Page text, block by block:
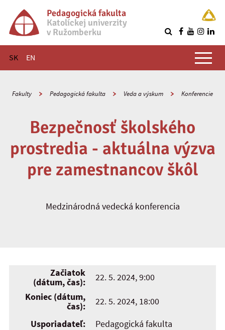
Pedagogická fakulta
Katolíckej univerzity
v Ružomberku
SK EN
Hlavné menu
Fakulty Pedagogická fakulta Veda a výskum Konferencie
Bezpečnosť školského
prostredia - aktuálna výzva
pre zamestnancov škôl
Medzinárodná vedecká konferencia
Začiatok
(dátum, čas):
22. 5. 2024, 9:00
Koniec (dátum,
čas):
22. 5. 2024, 18:00
Usporiadateľ:
Pedagogická fakulta